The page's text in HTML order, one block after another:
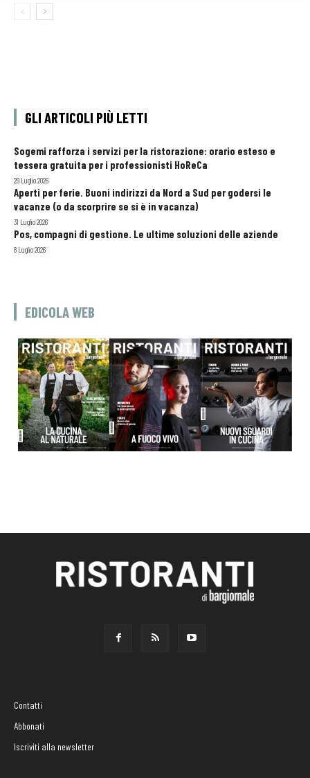
GLI ARTICOLI PIÙ LETTI
Sogemi rafforza i servizi per la ristorazione: orario esteso e
tessera gratuita per i professionisti HoReCa
29 Luglio 2026
Aperti per ferie. Buoni indirizzi da Nord a Sud per godersi le
vacanze (o da scorprire se si è in vacanza)
31 Luglio 2026
Pos, compagni di gestione. Le ultime soluzioni delle aziende
8 Luglio 2026
EDICOLA WEB
Contatti
Abbonati
Iscriviti alla newsletter